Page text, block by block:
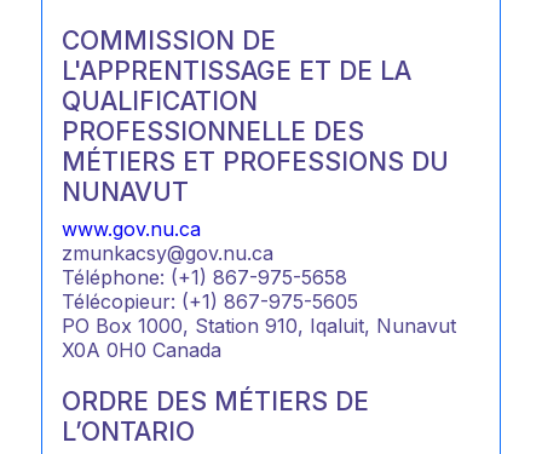
COMMISSION DE
L'APPRENTISSAGE ET DE LA
QUALIFICATION
PROFESSIONNELLE DES
MÉTIERS ET PROFESSIONS DU
NUNAVUT
www.gov.nu.ca
zmunkacsy@gov.nu.ca
Téléphone: (+1) 867-975-5658
Télécopieur: (+1) 867-975-5605
PO Box 1000, Station 910, Iqaluit, Nunavut
X0A 0H0 Canada
ORDRE DES MÉTIERS DE
L’ONTARIO